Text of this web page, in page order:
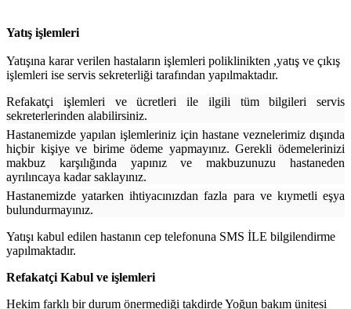
Yatış işlemleri
Yatışına karar verilen hastaların işlemleri poliklinikten ,yatış ve çıkış
işlemleri ise servis sekreterliği tarafından yapılmaktadır.
Refakatçi işlemleri ve ücretleri ile ilgili tüm bilgileri servis
sekreterlerinden alabilirsiniz.
Hastanemizde yapılan işlemleriniz için hastane veznelerimiz dışında
hiçbir kişiye ve birime ödeme yapmayınız. Gerekli ödemelerinizi
makbuz karşılığında yapınız ve makbuzunuzu hastaneden
ayrılıncaya kadar saklayınız.
Hastanemizde yatarken ihtiyacınızdan fazla para ve kıymetli eşya
bulundurmayınız.
Yatışı kabul edilen hastanın cep telefonuna SMS İLE bilgilendirme
yapılmaktadır.
Refakatçi Kabul ve işlemleri
Hekim farklı bir durum önermediği takdirde Yoğun bakım ünitesi